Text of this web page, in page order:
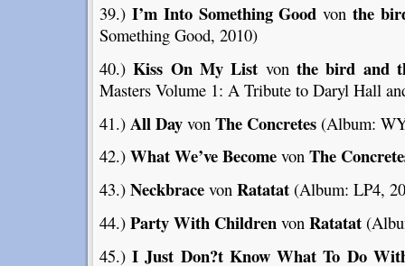
39.) I’m Into Something Good vonthe
Something Good, 2010)
40.)Kiss On My List von the bird and
Masters Volume 1: A Tribute to Daryl Hall
41.) All Dayvon The Concretes(Album:
42.) What We’ve Becomevon The
43.) Neckbracevon Ratatat(Album: LP4,
44.) Party With Childrenvon Ratatat
45.)I Just Don?t Know What To Do